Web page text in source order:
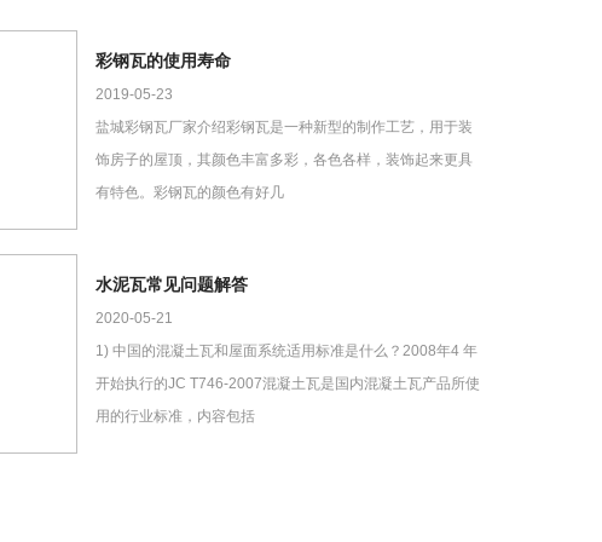
彩钢瓦的使用寿命
2019-05-23
盐城彩钢瓦厂家介绍彩钢瓦是一种新型的制作工艺，用于装
饰房子的屋顶，其颜色丰富多彩，各色各样，装饰起来更具
有特色。彩钢瓦的颜色有好几
水泥瓦常见问题解答
2020-05-21
1) 中国的混凝土瓦和屋面系统适用标准是什么？2008年4 年
开始执行的JC T746-2007混凝土瓦是国内混凝土瓦产品所使
用的行业标准，内容包括